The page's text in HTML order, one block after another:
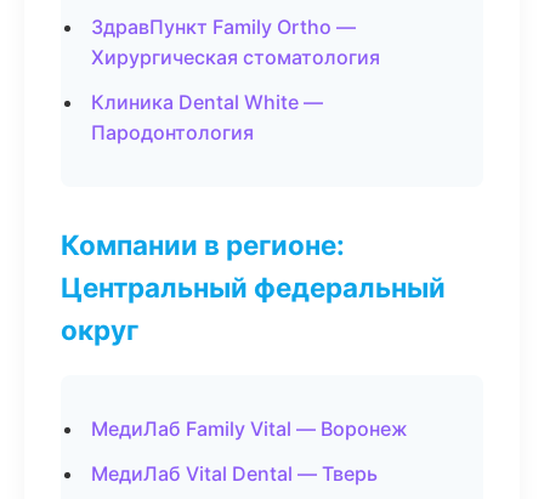
ЗдравПункт Family Ortho —
Хирургическая стоматология
Клиника Dental White —
Пародонтология
Компании в регионе:
Центральный федеральный
округ
МедиЛаб Family Vital — Воронеж
МедиЛаб Vital Dental — Тверь